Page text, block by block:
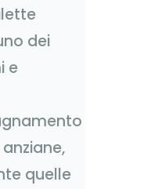
dei
e
quelle